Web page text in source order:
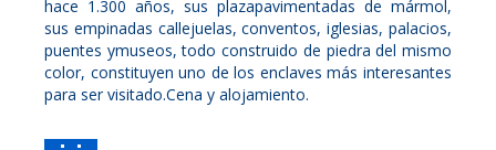
hace 1.300 años, sus plazapavimentadas de mármol,
sus empinadas callejuelas, conventos, iglesias, palacios,
puentes ymuseos, todo construido de piedra del mismo
color, constituyen uno de los enclaves más interesantes
para ser visitado.Cena y alojamiento.